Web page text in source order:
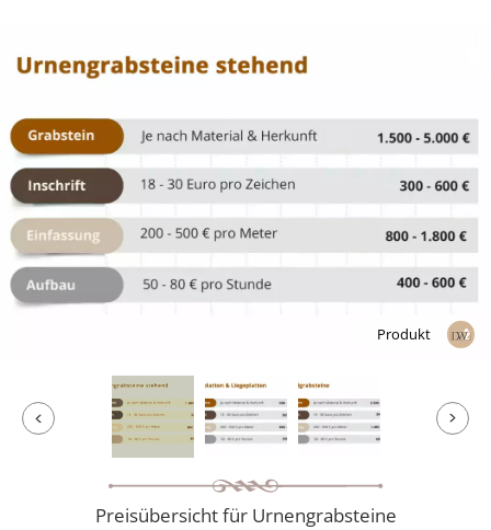
Produkt
Preisübersicht für Urnengrabsteine